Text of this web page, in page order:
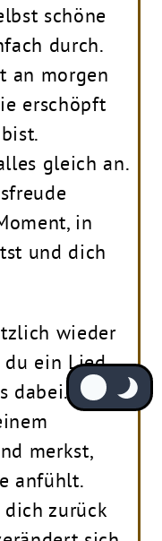
schöne
durch.
an morgen
erschöpft
gleich an.
in
und dich
wieder
ein Lied
dabei.
merkst,
anfühlt.
zurück